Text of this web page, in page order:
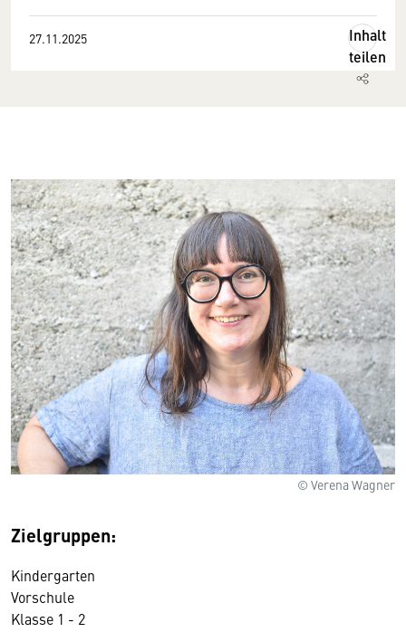
27.11.2025
Inhalt
teilen
© Verena Wagner
Zielgruppen:
Kindergarten
Vorschule
Klasse 1 - 2